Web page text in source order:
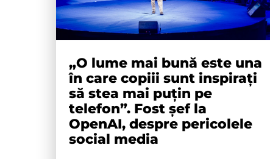
„O lume mai bună este una
în care copiii sunt inspirați
să stea mai puțin pe
telefon”. Fost șef la
OpenAI, despre pericolele
social media